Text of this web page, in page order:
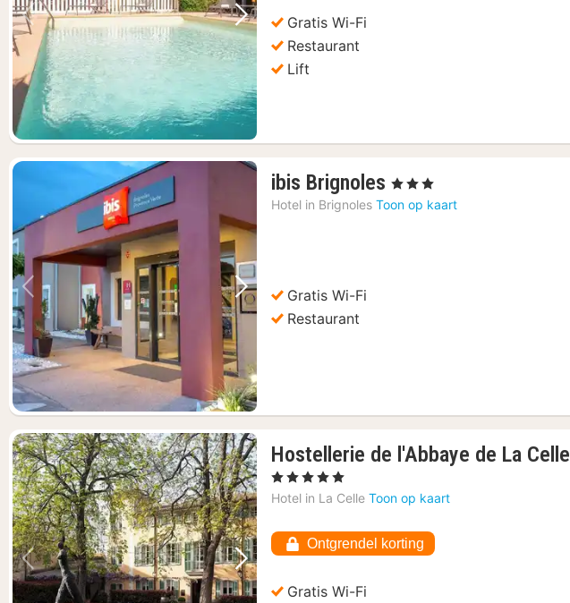
Vorige foto Volgende foto
Gratis Wi-Fi
Restaurant
Lift
Vorige foto Volgende foto
ibis Brignoles 1
nacht
, 3 Sterren
Hotel in Brignoles Toon op kaart
Gratis Wi-Fi
Restaurant
Vorige foto Volgende foto
Hostellerie de l'Abbaye de La Celle
, 5 Sterren
Hotel in La Celle Toon op kaart
Ontgrendel korting
Gratis Wi-Fi